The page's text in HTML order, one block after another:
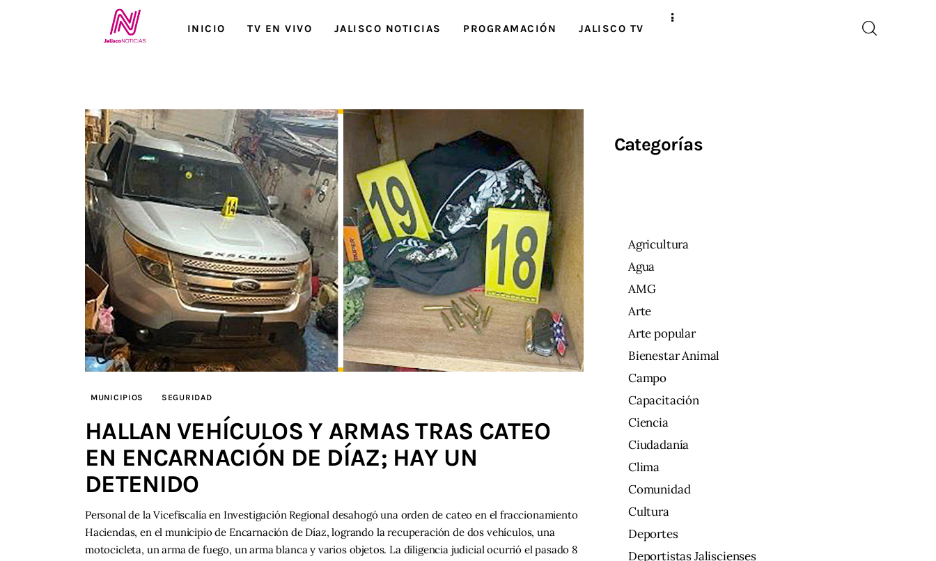
INICIO TV EN VIVO JALISCO NOTICIAS PROGRAMACIÓN JALISCO TV
Jalisco RADIO / En Vivo
MUNICIPIOS SEGURIDAD
HALLAN VEHÍCULOS Y ARMAS TRAS CATEO
EN ENCARNACIÓN DE DÍAZ; HAY UN
DETENIDO
Personal de la Vicefiscalía en Investigación Regional desahogó una orden de cateo en el fraccionamiento
Haciendas, en el municipio de Encarnación de Díaz, logrando la recuperación de dos vehículos, una
motocicleta, un arma de fuego, un arma blanca y varios objetos. La diligencia judicial ocurrió el pasado 8
Categorías
Agricultura
Agua
AMG
Arte
Arte popular
Bienestar Animal
Campo
Capacitación
Ciencia
Ciudadanía
Clima
Comunidad
Cultura
Deportes
Deportistas Jaliscienses